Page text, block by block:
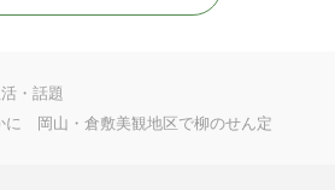
・話題
に 岡山・倉敷美観地区で柳のせん定